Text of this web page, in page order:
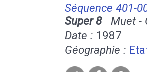
Séquence 401-
Super 8Muet -
Date : 1987
Géographie :